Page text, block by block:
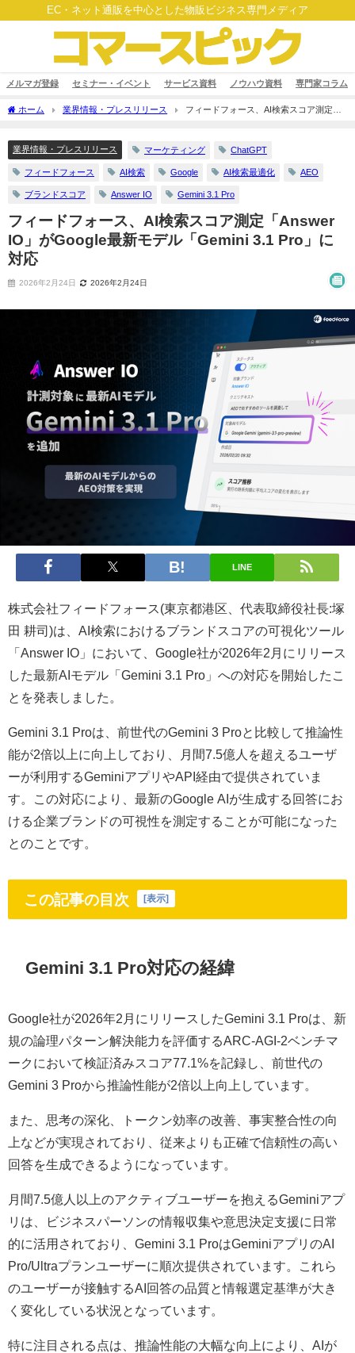
EC・ネット通販を中心とした物販ビジネス専門メディア
メルマガ登録 セミナー・イベント サービス資料 ノウハウ資料 専門家コラム
ホーム 業界情報・プレスリリース
フィードフォース、AI検索スコア測定
業界情報・プレスリリース マーケティング ChatGPT
フィードフォース AI検索 Google AI検索最適化 AEO
ブランドスコア Answer IO Gemini 3.1 Pro
フィードフォース、AI検索スコア測定「Answer
IO」がGoogle最新モデル「Gemini 3.1 Pro」に
対応
2026年2月24日 2026年2月24日
LINE
株式会社フィードフォース(東京都港区、代表取締役社長:塚
田 耕司)は、AI検索におけるブランドスコアの可視化ツール
「Answer IO」において、Google社が2026年2月にリリース
した最新AIモデル「Gemini 3.1 Pro」への対応を開始したこ
とを発表しました。
Gemini 3.1 Proは、前世代のGemini 3 Proと比較して推論性
能が2倍以上に向上しており、月間7.5億人を超えるユーザ
ーが利用するGeminiアプリやAPI経由で提供されていま
す。この対応により、最新のGoogle AIが生成する回答にお
ける企業ブランドの可視性を測定することが可能になった
とのことです。
この記事の目次 [表示]
Gemini 3.1 Pro対応の経緯
Google社が2026年2月にリリースしたGemini 3.1 Proは、新
規の論理パターン解決能力を評価するARC-AGI-2ベンチマ
ークにおいて検証済みスコア77.1%を記録し、前世代の
Gemini 3 Proから推論性能が2倍以上向上しています。
また、思考の深化、トークン効率の改善、事実整合性の向
上などが実現されており、従来よりも正確で信頼性の高い
回答を生成できるようになっています。
月間7.5億人以上のアクティブユーザーを抱えるGeminiアプ
リは、ビジネスパーソンの情報収集や意思決定支援に日常
的に活用されており、Gemini 3.1 ProはGeminiアプリのAI
Pro/Ultraプランユーザーに順次提供されています。これら
のユーザーが接触するAI回答の品質と情報選定基準が大き
く変化している状況となっています。
特に注目される点は、推論性能の大幅な向上により、AIが